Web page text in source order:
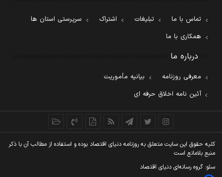
تماس با ما تبلیغات اشتراک
سرپرستی استان ها
همکاری با ما
درباره ما
معرفی روزنامه
بیانیه مأموریت
آئین نامه اخلاق حرفه ای
کليه حقوق اين سايت متعلق به روزنامه دنيای اقتصاد بوده و استفاده از مطالب آن با ذکر
منبع بلامانع است
سئو: گروه رسانه‌ای دنیای اقتصاد